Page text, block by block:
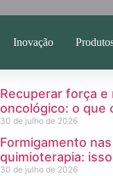
Inovação
Recuperar força
oncológico: o que
30 de julho de 2026
Formigamento
quimioterapia:
30 de julho de 2026